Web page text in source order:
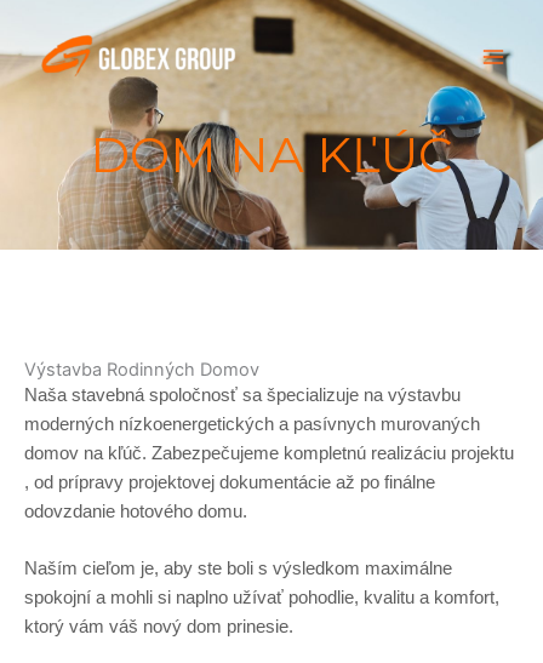
content
DOM NA KĽÚČ
Výstavba Rodinných Domov
Naša stavebná spoločnosť sa špecializuje na výstavbu
moderných nízkoenergetických a pasívnych murovaných
domov na kľúč. Zabezpečujeme kompletnú realizáciu projektu
, od prípravy projektovej dokumentácie až po finálne
odovzdanie hotového domu.
Naším cieľom je, aby ste boli s výsledkom maximálne
spokojní a mohli si naplno užívať pohodlie, kvalitu a komfort,
ktorý vám váš nový dom prinesie.